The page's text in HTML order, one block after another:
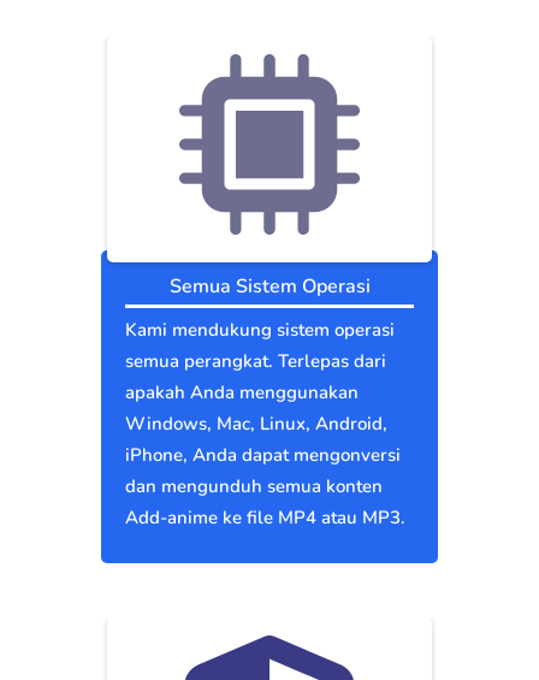
Semua Sistem Operasi
Kami mendukung sistem operasi
semua perangkat. Terlepas dari
apakah Anda menggunakan
Windows, Mac, Linux, Android,
iPhone, Anda dapat mengonversi
dan mengunduh semua konten
Add-anime ke file MP4 atau MP3.